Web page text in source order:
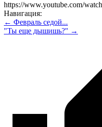
https://www.youtube.com/
Навигация:
← Февраль седой...
"Ты еще дышишь?" →